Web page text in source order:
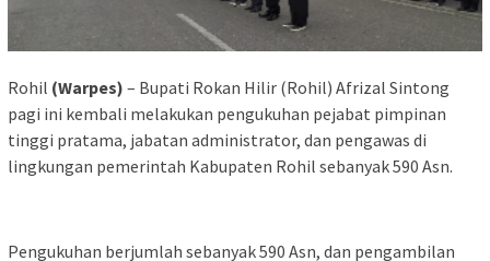
Rohil (Warpes) – Bupati Rokan Hilir (Rohil) Afrizal Sintong
pagi ini kembali melakukan pengukuhan pejabat pimpinan
tinggi pratama, jabatan administrator, dan pengawas di
lingkungan pemerintah Kabupaten Rohil sebanyak 590 Asn.
Pengukuhan berjumlah sebanyak 590 Asn, dan pengambilan